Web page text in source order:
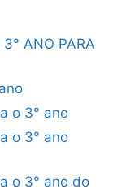
3° ANO PARA
o 3° ano
o 3° ano
o 3° ano do